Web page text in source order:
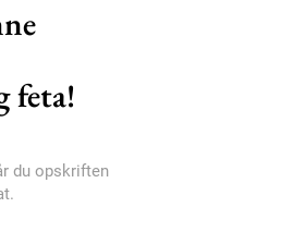
pellentesque tortor
eu erat condimentum
quis est ac felis
natoque dolor
feta!
du opskriften